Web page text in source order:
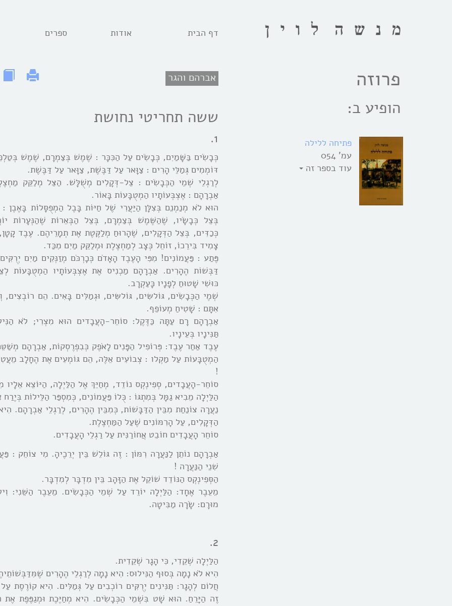
דף הבית אודות ספרים
פרוזה
הופיע ב:
פתיחה ללילה
עמ' 054
עוד בספר זה
אברהם והגר
ששה תחריטי נחושת
1.
כְּבָשִֹים בַּשָּׁמַיִם, כְּבָשִֹים עַל הַכִּכָּר : שֶׁמֶשׁ בְּצַמְרָם, שֶׁמֶשׁ
דּוֹמְמִים גְּמַלֵּי הָרִים : צַוָּאר עַל דַּבֶּשֶׁת, צַוָּאר עַל דַּבֶּשֶׁת.
לְרַגְלֵי שְׁמֵי הַכְּבָשִֹים : צֵל-דְּקָלִים מְשֻׁלָּשׁ. הַצֵּל מְלַקֵּק
אַבְרָהָם : אֶצְבְּעוֹתָיו הַמְטֻבָּעוֹת בָּאוֹר.
הוּא לֹא מְנַמְנֵם בְּצִלָּן הַיַּעֲרִי שֶׁל חַיּוֹת בָּבֶל הַמְפֻסָּלוֹת בָּאֶבֶן :
בְּצֵל כְּבָשָֹיו, שֶׁהַשֶּׁמֶשׁ בְּצַמְרָם, בְּצֵל הַבְּאֵרוֹת שֶׁהַנְּעָרוֹת
כְּכַדִּים, בְּצֵל הַדְּקָלִים, שֶׁהָרוּחַ מְלַקֶּטֶת אֶת תְמָרֵיהֶם. עֶבֶד
צָמִיד בִּירֵכוֹ, זוֹחֵל כְּצָב לְמַחְצֶלֶת וּמְלַקֵּק מַיִם מִכַּד.
פֶּתַע : פַּעֲמוֹנִים! מִפִּי הָעֶבֶד הָאָדֹם כְּכָרְכֹּם מְזַנְּקִים מַיִם
דַּבְּשׁוֹת הֶהָרִים. אַבְרָהָם מַכְנִיס אֶת אֶצְבְּעוֹתָיו הַמְטֻבָּעוֹת
כּוּשִׁי שָׁטוּחַ לְפָנָיו כָּעַקְרָב.
שְׁמֶי הַכְּבָשִֹים, גּוֹלשִּים, גּוֹלשִּים, וּגְמַלִּים בָּאִים. הֵם רוֹבְצִים,
אִתָּם : שָׁטִיחַ מְעוֹפֵף.
אַבְרָהָם רָם עַתָּה כַּדֶּקֶל: סוֹחֵר-הָעֲבָדים הוּא מִצְרִי; לֹא
תַּנִּינָיו בְּעֵינָיו.
עֶבֶד אַחַר עֶבֶד: פְּרוֹפִיל הַפָּנִים לָאֹפֶק כְּבִפְרֶסְקוֹת, אַבְרָהָם
הַמְטֻבָּעוֹת עַל מַקְלו : צְבוֹעִים אֵלֶּה, הֵם גּוֹמְעִים אֶת הֶחָלָב
!
סוֹחֵר-הָעֲבָדים, סְפִינְקְס נוֹדֵד, מְחַיֵּךְ אֶל הַלַּיְלָה, הַיּוֹצֵא אֵלָיו
הַלַּיְלָה מֵבִיא גַמָּל בְּמִתְגּוֹ : כֻּלוֹ פַּעֲמוֹנִים, כְּמִסְפַּר הַלֵּילוֹת בְּיֶרַח
נַעֲרָה צוֹנַחַת מִבֵּין הַדַּבָּשׁוֹת, כְּמִבֵּין הֶהָרִים, לְרַגְלֵי אַבְרָהָם.
הַדְּקָלִים, עַל הָרִמּוֹנִים שֶׁעַל הַמַּחְצֶלֶת.
סוֹחֵר הָעֲבָדִים חוֹבֵט אֲחוֹרַנִּית עַל רַגְלֵי הָעֲבָדִים.
אַבְרָהָם נוֹתֵן לַנַּעֲרָה רִמּוֹן : זֶה גּוֹלֵשׁ בֵּין יְרֵכֶיהָ. מִי צוֹחֵק :
שִׁנֵי הַנַּעֲרָה !
הַסְּפִינְקְס הַנּוֹדֵד שׁוֹקֵל אֶת הַזָּהָב בֵּין מִדְבָּר לְמִדְבָּר.
מֵעֵבֶר אֶחָד: הַלַּיְלָה יוֹרֵד עַל שְׁמֵי הַכְּבָשִֹים. מֵעֵבֶר הַשֵּׁנִי:
מוּרָם: שָֹרָה מַבִּיטָה.
2.
הַלַּיְלָה שְׁקֵדִי, כִּי הָגָר שְׁקֵדִית.
הִיא לֹא נָמָה בְּסוּף הַנִּילוּס: הִיא נָמָה לְרַגְלֵי הֶהָרִים
חֲלוֹם לְהָגָר: תַּנִּינִים יְרֻקִּים רוֹכְבִים עַל גְּמַלִּים. הִיא קוֹרֶסֶת
זֶה הַיָּרֵחַ. הוּא שָׁט בִּשְׁמֵי הַכְּבָשִֹים. הִיא מְחַיֶּכֶת וּמְגַפֶּפֶת אֶת